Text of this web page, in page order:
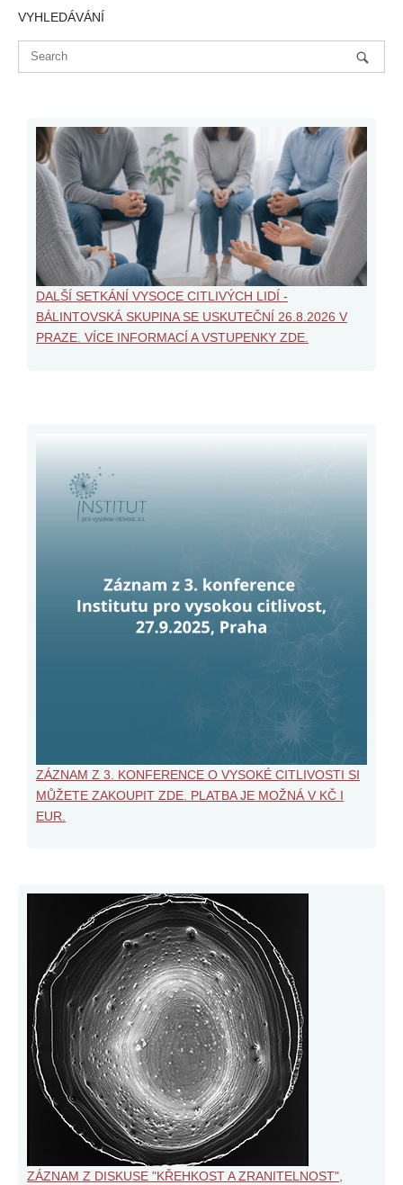
VYHLEDÁVÁNÍ
DALŠÍ SETKÁNÍ VYSOCE CITLIVÝCH LIDÍ -
BÁLINTOVSKÁ SKUPINA SE USKUTEČNÍ 26.8.2026 V
PRAZE. VÍCE INFORMACÍ A VSTUPENKY ZDE.
ZÁZNAM Z 3. KONFERENCE O VYSOKÉ CITLIVOSTI SI
MŮŽETE ZAKOUPIT ZDE. PLATBA JE MOŽNÁ V KČ I
EUR.
ZÁZNAM Z DISKUSE "KŘEHKOST A ZRANITELNOST",